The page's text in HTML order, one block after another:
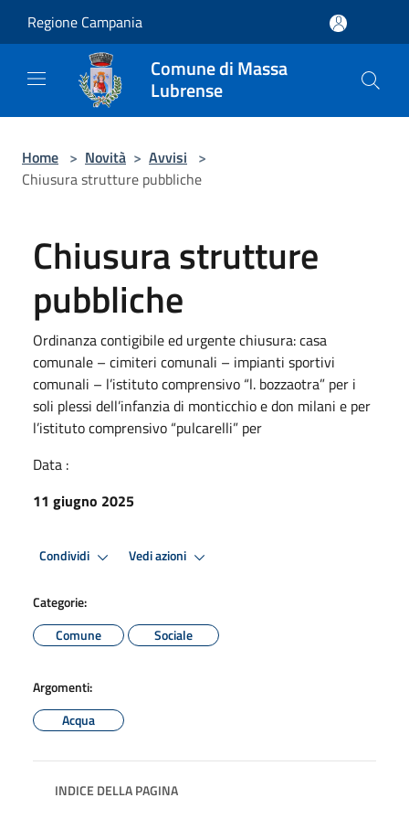
Regione Campania
Comune di Massa
Lubrense
Home > Novità > Avvisi >
Chiusura strutture pubbliche
Chiusura strutture
pubbliche
Ordinanza contigibile ed urgente chiusura: casa
comunale – cimiteri comunali – impianti sportivi
comunali – l’istituto comprensivo “l. bozzaotra” per i
soli plessi dell’infanzia di monticchio e don milani e per
l’istituto comprensivo “pulcarelli” per
Data :
11 giugno 2025
Condividi Vedi azioni
Categorie:
Comune
Sociale
Argomenti:
Acqua
INDICE DELLA PAGINA